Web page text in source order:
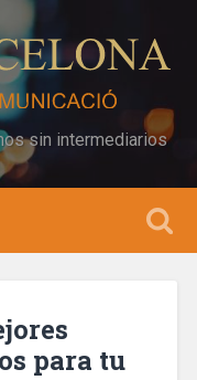
sin intermediarios
para tu